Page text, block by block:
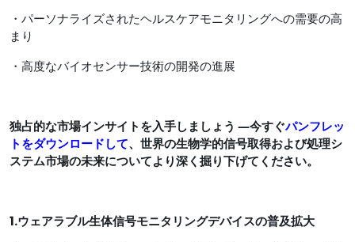
・パーソナライズされたヘルスケアモニタリングへの需要の高
まり
・高度なバイオセンサー技術の開発の進展
独占的な市場インサイトを入手しましょう ―今すぐパンフレッ
トをダウンロードして、世界の生物学的信号取得および処理シ
ステム市場の未来についてより深く掘り下げてください。
1.ウェアラブル生体信号モニタリングデバイスの普及拡大